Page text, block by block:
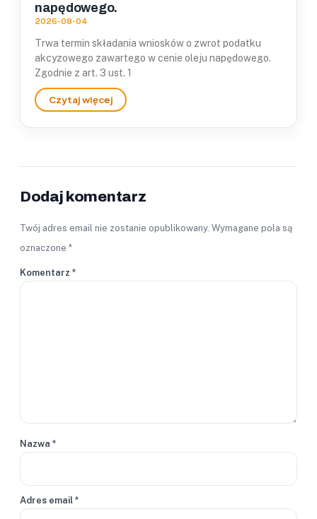
napędowego.
2026-08-04
Trwa termin składania wniosków o zwrot podatku
akcyzowego zawartego w cenie oleju napędowego.
Zgodnie z art. 3 ust. 1
Dodaj komentarz
Twój adres email nie zostanie opublikowany. Wymagane pola są
oznaczone *
Komentarz *
Nazwa *
Adres email *